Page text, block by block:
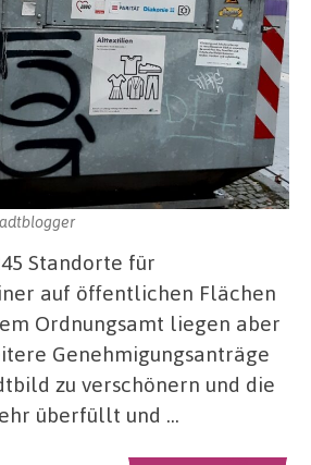
Standorte für
auf öffentlichen Flächen
Ordnungsamt liegen aber
Genehmigungsanträge
zu verschönern und die
überfüllt und …